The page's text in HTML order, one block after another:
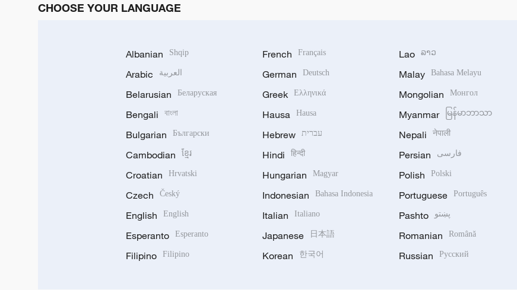
CHOOSE YOUR LANGUAGE
Albanian Shqip
Arabic العربية
Belarusian Беларуская
Bengali বাংলা
Bulgarian Български
Cambodian ខ្មែរ
Croatian Hrvatski
Czech Český
English English
Esperanto Esperanto
Filipino Filipino
French Français
German Deutsch
Greek Ελληνικά
Hausa Hausa
Hebrew עברית
Hindi हिन्दी
Hungarian Magyar
Indonesian Bahasa Indonesia
Italian Italiano
Japanese 日本語
Korean 한국어
Lao ລາວ
Malay Bahasa Melayu
Mongolian Монгол
Myanmar မြန်မာဘာသာ
Nepali नेपाली
Persian فارسی
Polish Polski
Portuguese Português
Pashto پښتو
Romanian Română
Russian Русский